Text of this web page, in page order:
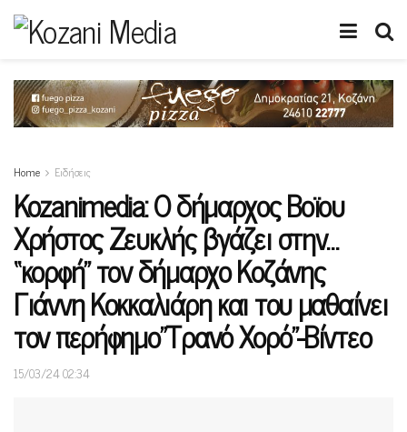
Home Ειδήσεις
Kozanimedia: Ο δήμαρχος Βοϊου
Χρήστος Ζευκλής βγάζει στην…
“κορφή” τον δήμαρχο Κοζάνης
Γιάννη Κοκκαλιάρη και του μαθαίνει
τον περήφημο”Τρανό Χορό”-Βίντεο
15/03/24 02:34